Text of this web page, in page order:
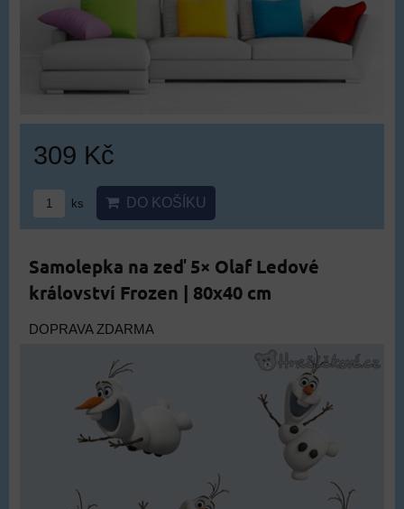
309 Kč
ks DO KOŠÍKU
Samolepka na zeď 5× Olaf Ledové
království Frozen | 80x40 cm
DOPRAVA ZDARMA